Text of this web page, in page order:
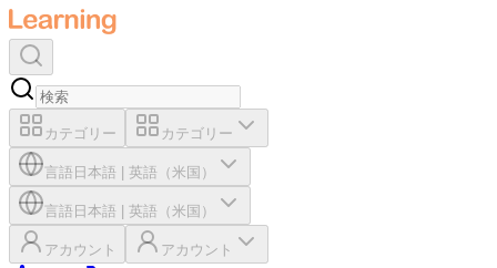
カテゴリー カテゴリー
言語 日本語 英語（米国）
言語 日本語 英語（米国）
アカウント アカウント